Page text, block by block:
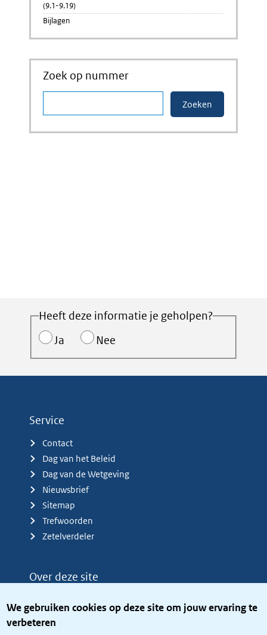
We gebruiken cookies op deze site om jouw ervaring te
verbeteren
(9.1-9.19)
Bijlagen
Zoek op nummer
Heeft deze informatie je geholpen?
Ja
Nee
Service
Contact
Dag van het Beleid
Dag van de Wetgeving
Nieuwsbrief
Sitemap
Trefwoorden
Zetelverdeler
Over deze site
Privacy